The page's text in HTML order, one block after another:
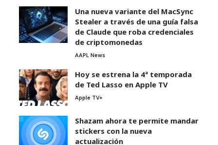
Una nueva variante del MacSync
Stealer a través de una guía falsa
de Claude que roba credenciales
de criptomonedas
AAPL News
Hoy se estrena la 4ª temporada
de Ted Lasso en Apple TV
Apple TV+
Shazam ahora te permite mandar
stickers con la nueva
actualización